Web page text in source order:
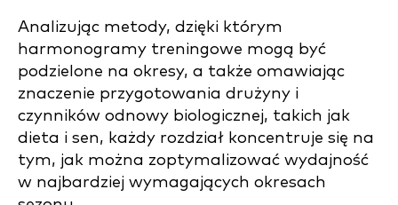
Analizując metody, dzięki którym
harmonogramy treningowe mogą być
podzielone na okresy, a także omawiając
znaczenie przygotowania drużyny i
czynników odnowy biologicznej, takich jak
dieta i sen, każdy rozdział koncentruje się na
tym, jak można zoptymalizować wydajność
w najbardziej wymagających okresach